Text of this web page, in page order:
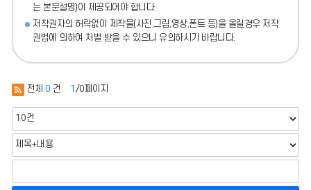
는 본문설명)이 제공되어야 합니다.
저작권자의 허락없이 제작물(사진,그림,영상,폰트 등)을 올릴경우 저작
권법에 의하여 처벌 받을 수 있으니 유의하시기 바랍니다.
전체 0 건 1 /0페이지